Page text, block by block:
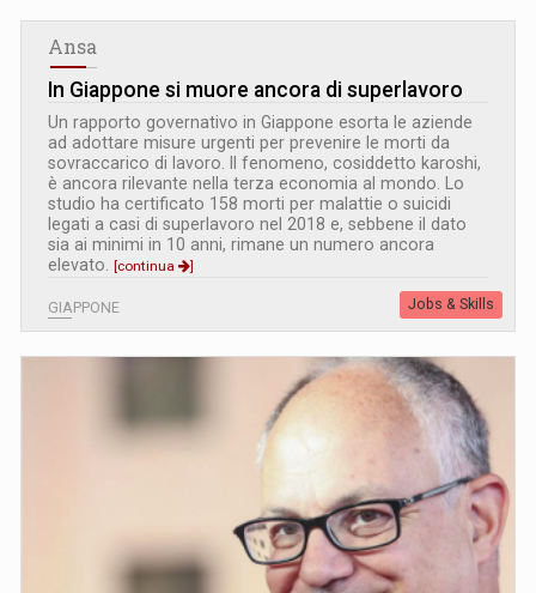
Ansa
In Giappone si muore ancora di superlavoro
Un rapporto governativo in Giappone esorta le aziende
ad adottare misure urgenti per prevenire le morti da
sovraccarico di lavoro. Il fenomeno, cosiddetto karoshi,
è ancora rilevante nella terza economia al mondo. Lo
studio ha certificato 158 morti per malattie o suicidi
legati a casi di superlavoro nel 2018 e, sebbene il dato
sia ai minimi in 10 anni, rimane un numero ancora
elevato.
[continua ]
GIAPPONE Jobs & Skills